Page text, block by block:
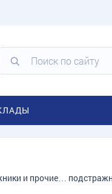
и прочие…